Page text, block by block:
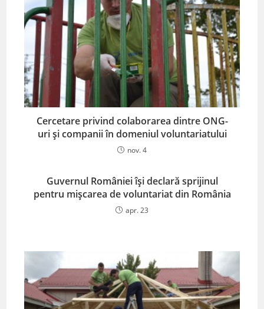
Cercetare privind colaborarea dintre ONG-
uri și companii în domeniul voluntariatului
nov. 4
Guvernul României își declară sprijinul
pentru mișcarea de voluntariat din România
apr. 23